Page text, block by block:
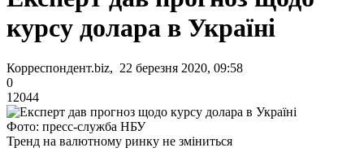
курсу долара в Україні
Корреспондент.biz, 22 березня 2020, 09:58
0
12044
Фото: пресс-служба НБУ
Тренд на валютному ринку не зміниться